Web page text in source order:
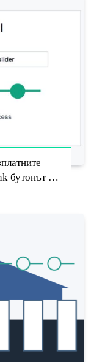
бутонът и